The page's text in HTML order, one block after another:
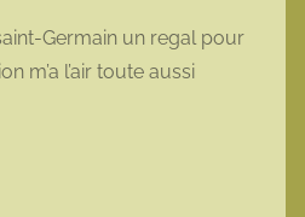
Germain un regal pour
m’a l’air toute aussi